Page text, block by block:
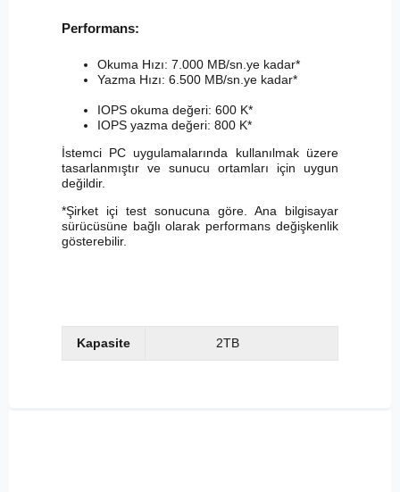
Performans:
Okuma Hızı: 7.000 MB/sn.ye kadar*
Yazma Hızı: 6.500 MB/sn.ye kadar*
IOPS okuma değeri: 600 K*
IOPS yazma değeri: 800 K*
İstemci PC uygulamalarında kullanılmak üzere
tasarlanmıştır ve sunucu ortamları için uygun
değildir.
*Şirket içi test sonucuna göre. Ana bilgisayar
sürücüsüne bağlı olarak performans değişkenlik
gösterebilir.
Kapasite 2TB